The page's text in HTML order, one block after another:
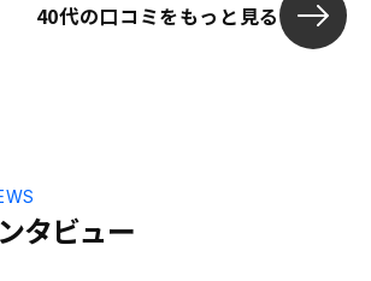
スしましたが、やっぱり
40代の口コミをもっと見る
タビュー